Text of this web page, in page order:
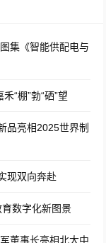
集《智能供配电与
“棚”勃“硒”望
品亮相2025世界制
现双向奔赴
数字化新图景
董事长亮相北大中